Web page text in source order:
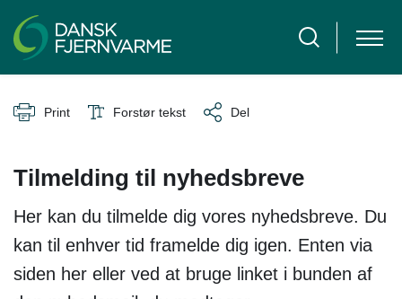
Print Forstør tekst Del
Tilmelding til nyhedsbreve
Her kan du tilmelde dig vores nyhedsbreve. Du
kan til enhver tid framelde dig igen. Enten via
siden her eller ved at bruge linket i bunden af